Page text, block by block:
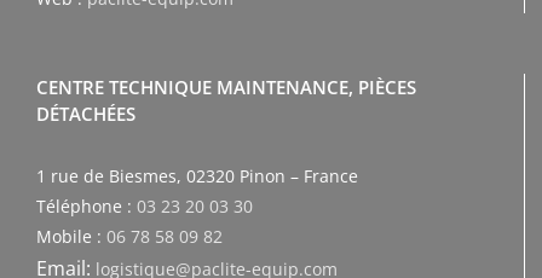
CENTRE TECHNIQUE MAINTENANCE, PIÈCES
DÉTACHÉES
1 rue de Biesmes, 02320 Pinon – France
Téléphone : 03 23 20 03 30
Mobile : 06 78 58 09 82
Email: logistique@paclite-equip.com